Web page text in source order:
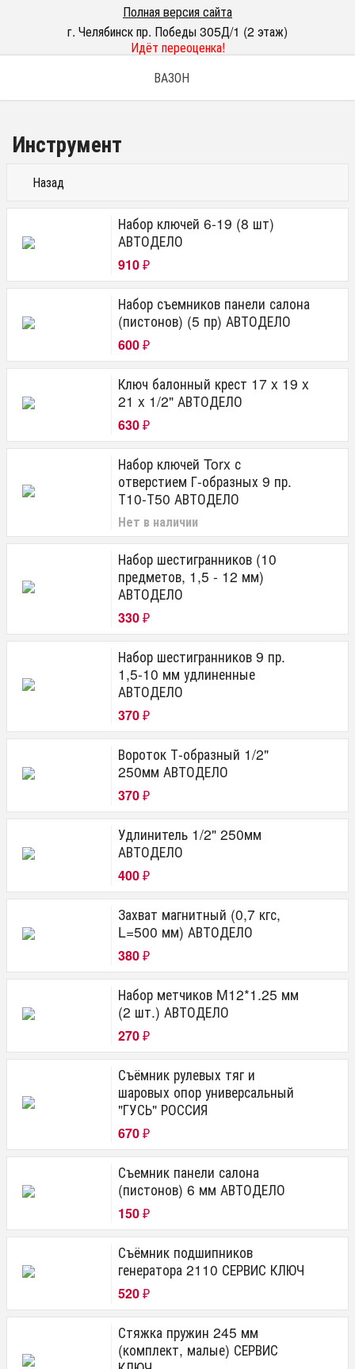
Полная версия сайта
г. Челябинск пр. Победы 305Д/1 (2 этаж)
Идёт переоценка!
ВАЗОН
Инструмент
Назад
Набор ключей 6-19 (8 шт)
АВТОДЕЛО
910 ₽
Набор съемников панели салона
(пистонов) (5 пр) АВТОДЕЛО
600 ₽
Ключ балонный крест 17 x 19 x
21 x 1/2" АВТОДЕЛО
630 ₽
Набор ключей Torx с
отверстием Г-образных 9 пр.
Т10-Т50 АВТОДЕЛО
Нет в наличии
Набор шестигранников (10
предметов, 1,5 - 12 мм)
АВТОДЕЛО
330 ₽
Набор шестигранников 9 пр.
1,5-10 мм удлиненные
АВТОДЕЛО
370 ₽
Вороток Т-образный 1/2"
250мм АВТОДЕЛО
370 ₽
Удлинитель 1/2" 250мм
АВТОДЕЛО
400 ₽
Захват магнитный (0,7 кгс,
L=500 мм) АВТОДЕЛО
380 ₽
Набор метчиков M12*1.25 мм
(2 шт.) АВТОДЕЛО
270 ₽
Съёмник рулевых тяг и
шаровых опор универсальный
"ГУСЬ" РОССИЯ
670 ₽
Съемник панели салона
(пистонов) 6 мм АВТОДЕЛО
150 ₽
Съёмник подшипников
генератора 2110 СЕРВИС КЛЮЧ
520 ₽
Стяжка пружин 245 мм
(комплект, малые) СЕРВИС